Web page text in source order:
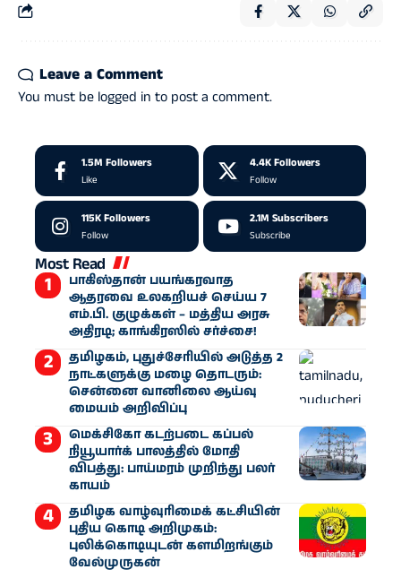
Leave a Comment
You must be logged in to post a comment.
1.5M Followers
Like
4.4K Followers
Follow
115KFollowers
Follow
2.1M Subscribers
Subscribe
Most Read
பாகிஸ்தான் பயங்கரவாத
ஆதரவை உலகறியச் செய்ய 7
எம்.பி. குழுக்கள் – மத்திய அரசு
அதிரடி; காங்கிரஸில் சர்ச்சை!
தமிழகம், புதுச்சேரியில் அடுத்த 2
நாட்களுக்கு மழை தொடரும்:
சென்னை வானிலை ஆய்வு
மையம் அறிவிப்பு
மெக்சிகோ கடற்படை கப்பல்
நியூயார்க் பாலத்தில் மோதி
விபத்து: பாய்மரம் முறிந்து பலர்
காயம்
தமிழக வாழ்வுரிமைக் கட்சியின்
புதிய கொடி அறிமுகம்:
புலிக்கொடியுடன் களமிறங்கும்
வேல்முருகன்